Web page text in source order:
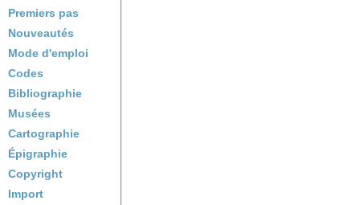
Premiers pas
Nouveautés
Mode d'emploi
Codes
Bibliographie
Musées
Cartographie
Épigraphie
Copyright
Import